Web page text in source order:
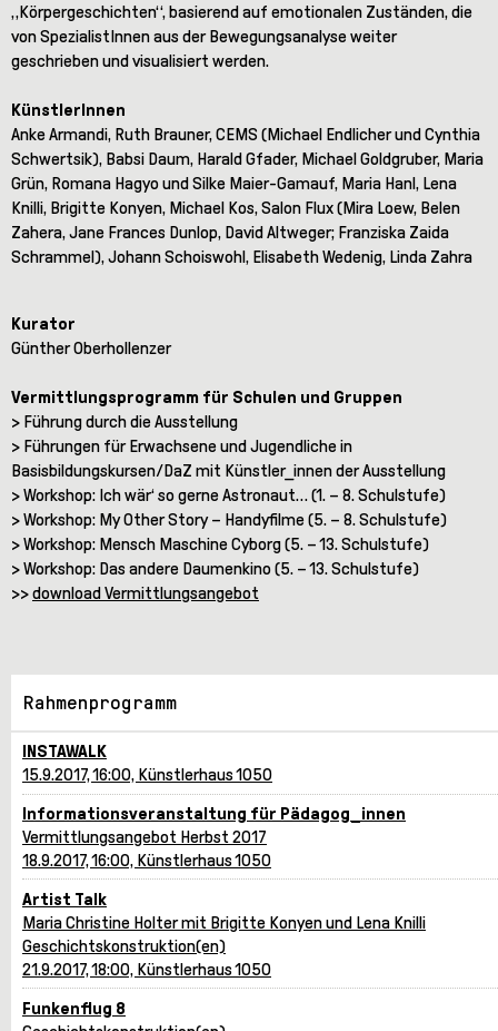
„Körpergeschichten“, basierend auf emotionalen Zuständen, die
von SpezialistInnen aus der Bewegungsanalyse weiter
geschrieben und visualisiert werden.
KünstlerInnen
Anke Armandi, Ruth Brauner, CEMS (Michael Endlicher und Cynthia
Schwertsik), Babsi Daum, Harald Gfader, Michael Goldgruber, Maria
Grün, Romana Hagyo und Silke Maier-Gamauf, Maria Hanl, Lena
Knilli, Brigitte Konyen, Michael Kos, Salon Flux (Mira Loew, Belen
Zahera, Jane Frances Dunlop, David Altweger; Franziska Zaida
Schrammel), Johann Schoiswohl, Elisabeth Wedenig, Linda Zahra
Kurator
Günther Oberhollenzer
Vermittlungsprogramm für Schulen und Gruppen
> Führung durch die Ausstellung
> Führungen für Erwachsene und Jugendliche in
Basisbildungskursen/DaZ mit Künstler_innen der Ausstellung
> Workshop: Ich wär‘ so gerne Astronaut… (1. – 8. Schulstufe)
> Workshop: My Other Story – Handyfilme (5. – 8. Schulstufe)
> Workshop: Mensch Maschine Cyborg (5. – 13. Schulstufe)
> Workshop: Das andere Daumenkino (5. – 13. Schulstufe)
>>download Vermittlungsangebot
Rahmenprogramm
INSTAWALK
15.9.2017, 16:00, Künstlerhaus 1050
Informationsveranstaltung für Pädagog_innen
Vermittlungsangebot Herbst 2017
18.9.2017, 16:00, Künstlerhaus 1050
Artist Talk
Maria Christine Holter mit Brigitte Konyen und Lena Knilli
Geschichtskonstruktion(en)
21.9.2017, 18:00, Künstlerhaus 1050
Funkenflug 8